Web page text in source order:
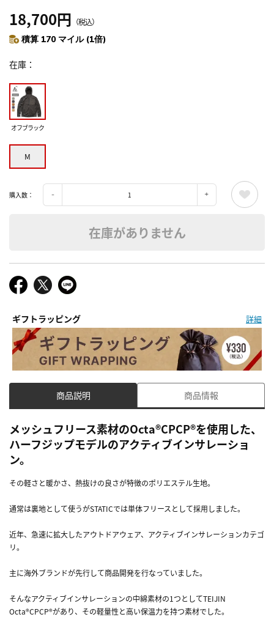
18,700円 （税込）
積算 170 マイル (1倍)
在庫
オフブラック
M
購入数：
在庫がありません
ギフトラッピング 詳細
商品説明 商品情報
メッシュフリース素材のOcta®CPCP®を使用した、
ハーフジップモデルのアクティブインサレーショ
ン。
その軽さと暖かさ、熱抜けの良さが特徴のポリエステル生地。
通常は裏地として使うがSTATICでは単体フリースとして採用しました。
近年、急速に拡大したアウトドアウェア、アクティブインサレーションカテゴ
リ。
主に海外ブランドが先行して商品開発を行なっていました。
そんなアクティブインサレーションの中綿素材の1つとしてTEIJIN
Octa®CPCP®があり、その軽量性と高い保温力を持つ素材でした。